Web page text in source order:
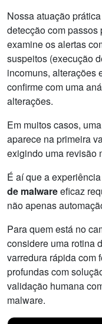
Nossa atuação
detecção com passos
examine os alertas
suspeitos (execução
incomuns, alterações
confirme com uma
alterações.
Em muitos casos,
aparece na primeira
exigindo uma revisão
É aí que a
de malwareeficaz
não apenas
Para quem está no
considere uma rotina
varredura rápida com
profundas com
validação humana
malware.